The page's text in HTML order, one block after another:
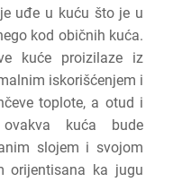
uđe u kuću što je u
kod običnih kuća.
kuće proizilaze iz
iskorišćenjem i
toplote, a otud i
kuća bude
slojem i svojom
orijentisana ka jugu